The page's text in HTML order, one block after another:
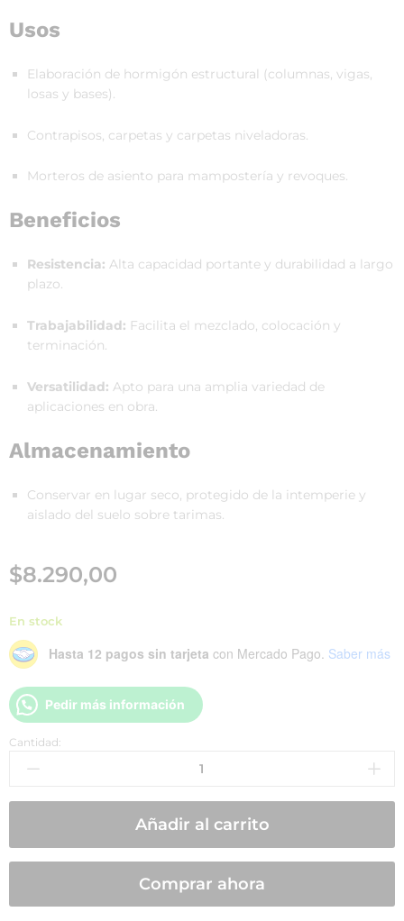
Usos
Elaboración de hormigón estructural (columnas, vigas,
losas y bases).
Contrapisos, carpetas y carpetas niveladoras.
Morteros de asiento para mampostería y revoques.
Beneficios
Resistencia: Alta capacidad portante y durabilidad a largo
plazo.
Trabajabilidad: Facilita el mezclado, colocación y
terminación.
Versatilidad: Apto para una amplia variedad de
aplicaciones en obra.
Almacenamiento
Conservar en lugar seco, protegido de la intemperie y
aislado del suelo sobre tarimas.
$8.290,00
En stock
Hasta 12 pagos sin tarjeta con Mercado Pago. Saber más
Pedir más información
Cantidad:
Añadir al carrito
Comprar ahora